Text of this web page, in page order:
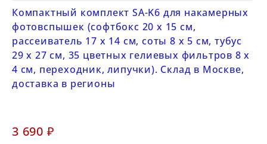
Компактный комплект SA-K6 для накамерных
фотовспышек (софтбокс 20 х 15 см,
рассеиватель 17 х 14 см, соты 8 х 5 см, тубус
29 х 27 см, 35 цветных гелиевых фильтров 8 х
4 см, переходник, липучки). Склад в Москве,
доставка в регионы
3 690 ₽